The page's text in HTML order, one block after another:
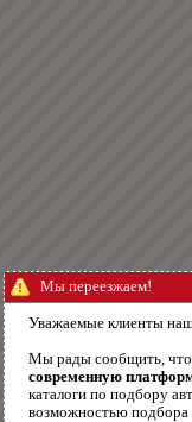
Мы переезжаем!
Уважаемые клиенты
Мы рады сообщить,
современную
каталоги по подбору
возможностью подбора